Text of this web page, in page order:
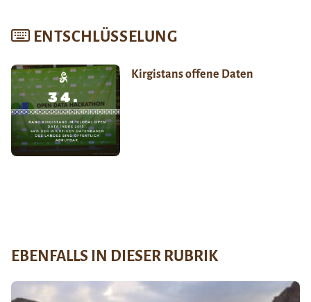
ENTSCHLÜSSELUNG
Kirgistans offene Daten
EBENFALLS IN DIESER RUBRIK